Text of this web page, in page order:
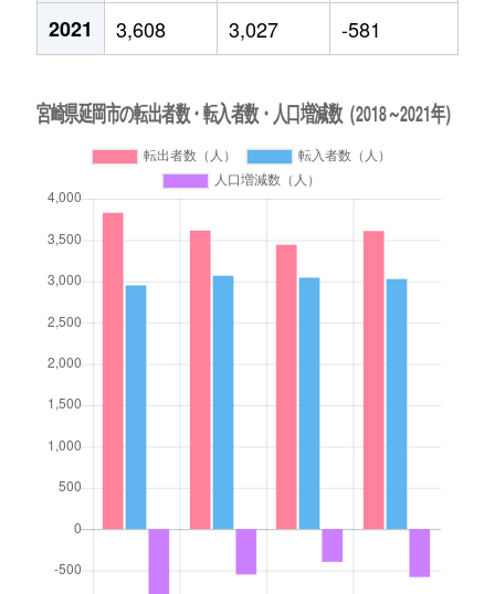
2021
3,608 3,027 -581